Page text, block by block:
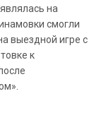
на
смогли
выездной игре с
к